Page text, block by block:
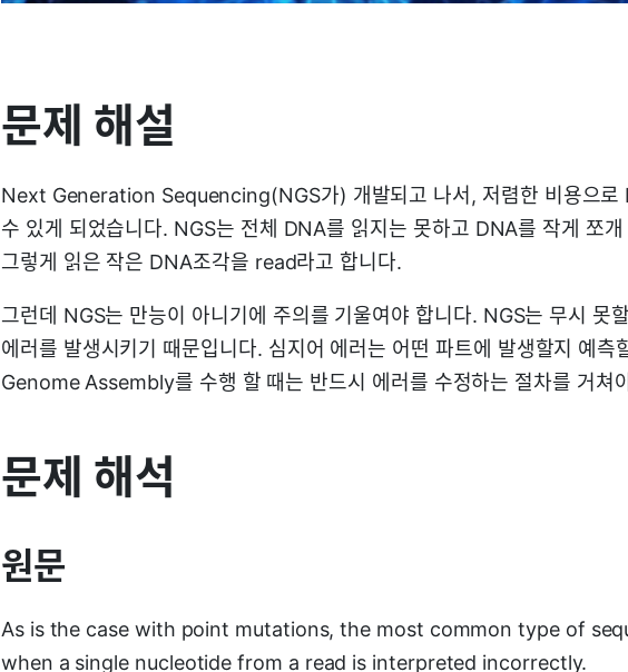
문제 해설
Next Generation Sequencing(NGS가) 개발되고 나서, 저렴한 비용으
수 있게 되었습니다. NGS는 전체 DNA를 읽지는 못하고 DNA를 작게 쪼
그렇게 읽은 작은 DNA조각을 read라고 합니다.
그런데 NGS는 만능이 아니기에 주의를 기울여야 합니다. NGS는 무시 못
에러를 발생시키기 때문입니다. 심지어 에러는 어떤 파트에 발생할지 예측
Genome Assembly를 수행 할 때는 반드시 에러를 수정하는 절차를 거쳐
문제 해석
원문
As is the case with point mutations, the most common type of
when a single nucleotide from a read is interpreted incorrectly.